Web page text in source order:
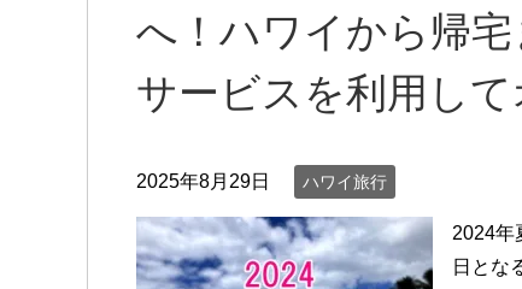
へ！ハワイから帰
サービスを利用して
2025年8月29日 ハワイ旅行
2024年
日とな